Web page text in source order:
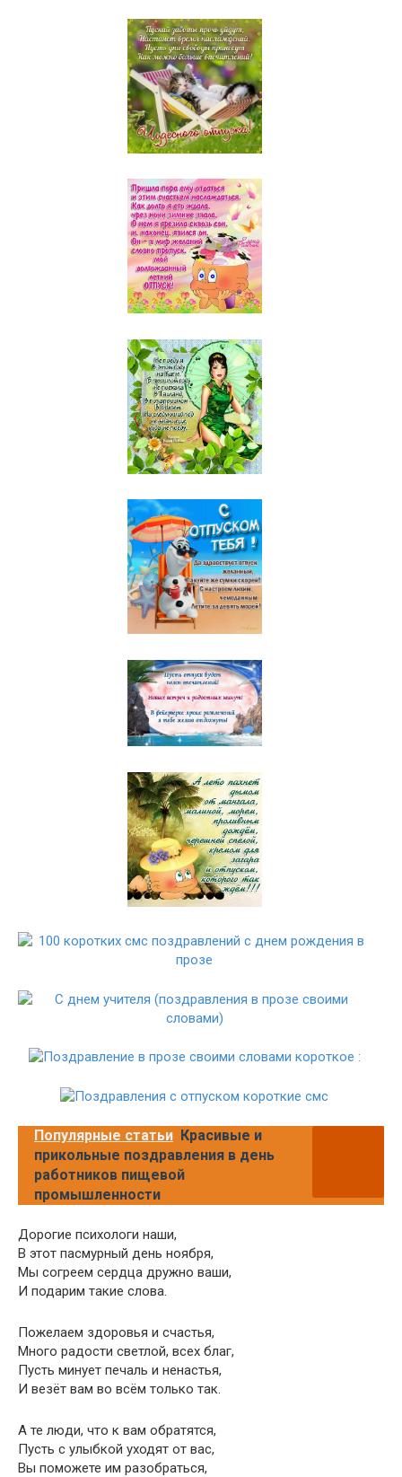
Популярные статьи Красивые и
прикольные поздравления в день
работников пищевой
промышленности
Дорогие психологи наши,
В этот пасмурный день ноября,
Мы согреем сердца дружно ваши,
И подарим такие слова.
Пожелаем здоровья и счастья,
Много радости светлой, всех благ,
Пусть минует печаль и ненастья,
И везёт вам во всём только так.
А те люди, что к вам обратятся,
Пусть с улыбкой уходят от вас,
Вы поможете им разобраться,